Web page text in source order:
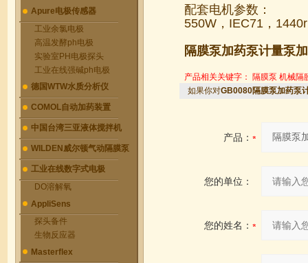
Apure电极传感器
工业余氯电极
高温发酵ph电极
实验室PH电极探头
工业在线强碱ph电极
德国WTW水质分析仪
COMOL自动加药装置
中国台湾三亚液体搅拌机
WILDEN威尔顿气动隔膜泵
工业在线数字式电极
DO溶解氧
AppliSens
探头备件
生物反应器
Masterflex
配套电机参数：
550W，IEC71，
隔膜泵加药泵计量泵
产品相关关键字： 隔膜泵 机械隔
如果你对GB0080隔膜泵加药泵
产品：
您的单位：
您的姓名：